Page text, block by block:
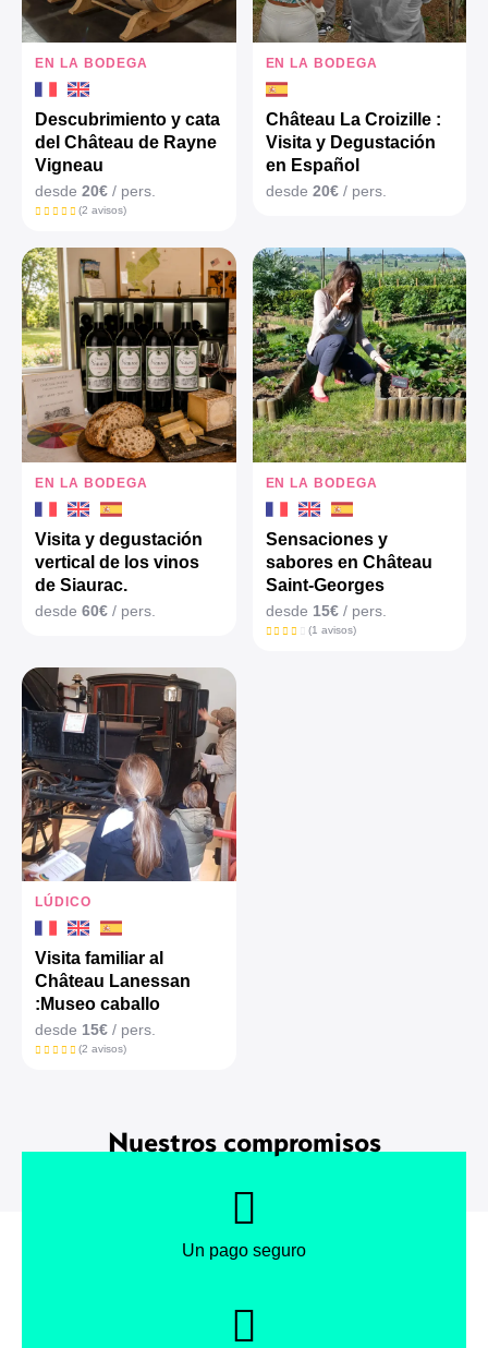
EN LA BODEGA
Descubrimiento y cata
del Château de Rayne
Vigneau
desde 20€ / pers.
(2 avisos)
EN LA BODEGA
Château La Croizille :
Visita y Degustación
en Español
desde 20€/ pers.
EN LA BODEGA
Visita y degustación
vertical de los vinos
de Siaurac.
desde 60€ / pers.
EN LA BODEGA
Sensaciones y
sabores en Château
Saint-Georges
desde 15€/ pers.
(1 avisos)
LÚDICO
Visita familiar al
Château Lanessan
:Museo caballo
desde 15€ / pers.
(2 avisos)
Nuestros compromisos
Un pago seguro